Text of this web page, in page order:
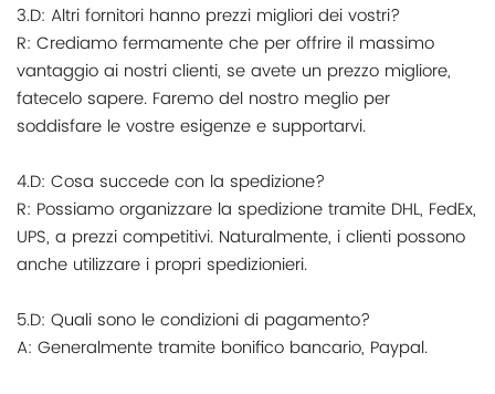
3.D: Altri fornitori hanno prezzi migliori dei vostri?
R: Crediamo fermamente che per offrire il massimo
vantaggio ai nostri clienti, se avete un prezzo migliore,
fatecelo sapere. Faremo del nostro meglio per
soddisfare le vostre esigenze e supportarvi.
4.D: Cosa succede con la spedizione?
R: Possiamo organizzare la spedizione tramite DHL, FedEx,
UPS, a prezzi competitivi. Naturalmente, i clienti possono
anche utilizzare i propri spedizionieri.
5.D: Quali sono le condizioni di pagamento?
A: Generalmente tramite bonifico bancario, Paypal.